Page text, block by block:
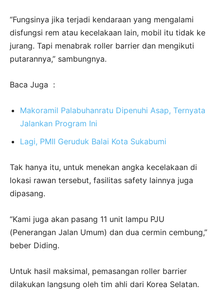
“Fungsinya jika terjadi kendaraan yang mengalami
disfungsi rem atau kecelakaan lain, mobil itu tidak ke
jurang. Tapi menabrak roller barrier dan mengikuti
putarannya,” sambungnya.
Baca Juga :
Makoramil Palabuhanratu Dipenuhi Asap, Ternyata
Jalankan Program Ini
Lagi, PMII Geruduk Balai Kota Sukabumi
Tak hanya itu, untuk menekan angka kecelakaan di
lokasi rawan tersebut, fasilitas safety lainnya juga
dipasang.
“Kami juga akan pasang 11 unit lampu PJU
(Penerangan Jalan Umum) dan dua cermin cembung,”
beber Diding.
Untuk hasil maksimal, pemasangan roller barrier
dilakukan langsung oleh tim ahli dari Korea Selatan.